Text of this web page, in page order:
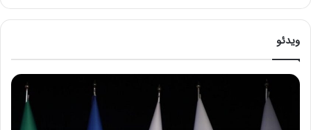
ویدئو
ح